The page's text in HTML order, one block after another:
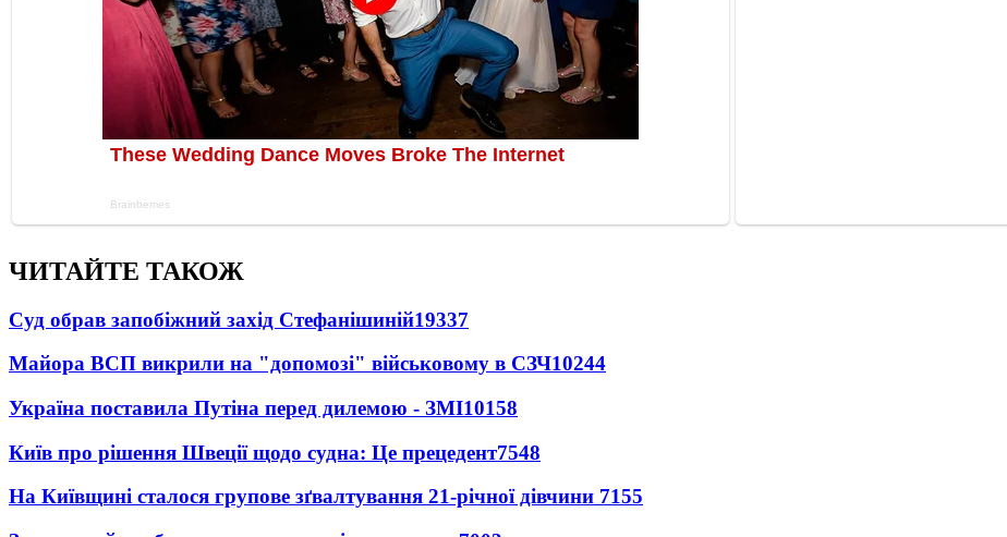
ЧИТАЙТЕ ТАКОЖ
Суд обрав запобіжний захід Стефанішиній19337
Майора ВСП викрили на "допомозі" військовому в СЗЧ10244
Україна поставила Путіна перед дилемою - ЗМІ10158
Київ про рішення Швеції щодо судна: Це прецедент7548
На Київщині сталося групове зґвалтування 21-річної дівчини 7155